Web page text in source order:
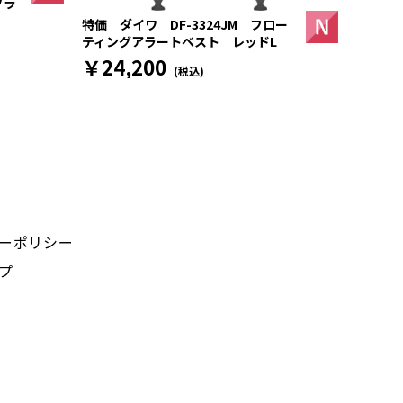
特価 ダイワ DF-3324JM フロー
ティングアラートベスト レッドL
￥24,200 (税込)
ポリシー